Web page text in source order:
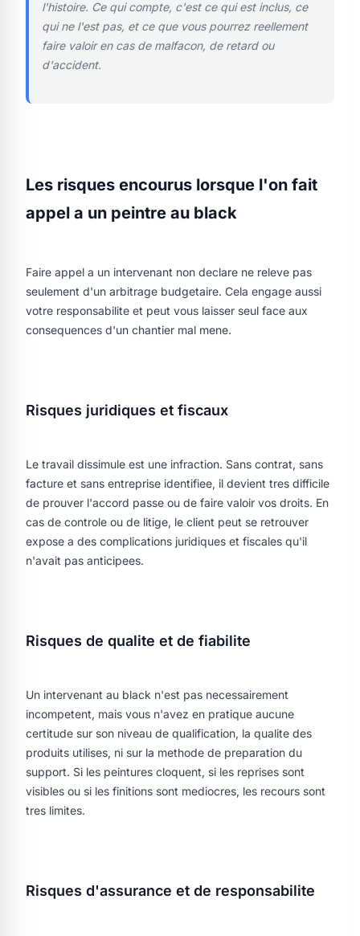
l'histoire. Ce qui compte, c'est ce qui est inclus, ce
qui ne l'est pas, et ce que vous pourrez reellement
faire valoir en cas de malfacon, de retard ou
d'accident.
Les risques encourus lorsque l'on fait
appel a un peintre au black
Faire appel a un intervenant non declare ne releve pas
seulement d'un arbitrage budgetaire. Cela engage aussi
votre responsabilite et peut vous laisser seul face aux
consequences d'un chantier mal mene.
Risques juridiques et fiscaux
Le travail dissimule est une infraction. Sans contrat, sans
facture et sans entreprise identifiee, il devient tres difficile
de prouver l'accord passe ou de faire valoir vos droits. En
cas de controle ou de litige, le client peut se retrouver
expose a des complications juridiques et fiscales qu'il
n'avait pas anticipees.
Risques de qualite et de fiabilite
Un intervenant au black n'est pas necessairement
incompetent, mais vous n'avez en pratique aucune
certitude sur son niveau de qualification, la qualite des
produits utilises, ni sur la methode de preparation du
support. Si les peintures cloquent, si les reprises sont
visibles ou si les finitions sont mediocres, les recours sont
tres limites.
Risques d'assurance et de responsabilite